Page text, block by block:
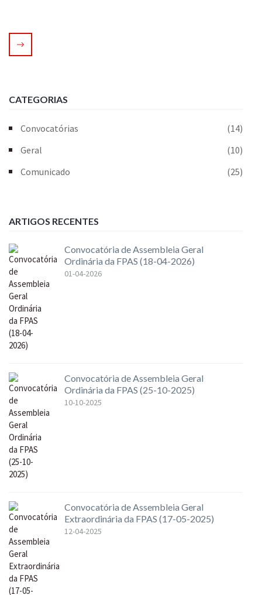
CATEGORIAS
Convocatórias
(14)
Geral
(10)
Comunicado
(25)
ARTIGOS RECENTES
Convocatória de Assembleia Geral
Ordinária da FPAS (18-04-2026)
01-04-2026
Convocatória de Assembleia Geral
Ordinária da FPAS (25-10-2025)
10-10-2025
Convocatória de Assembleia Geral
Extraordinária da FPAS (17-05-2025)
12-04-2025